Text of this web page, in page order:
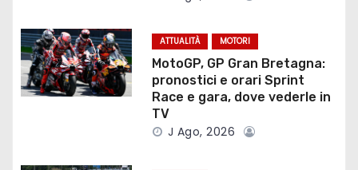
n
e
ATTUALITÀ MOTORI
MotoGP, GP Gran Bretagna:
pronostici e orari Sprint
Race e gara, dove vederle in
TV
J Ago, 2026